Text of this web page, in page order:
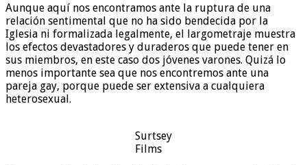
Aunque aquí nos encontramos ante la ruptura de una
relación sentimental que no ha sido bendecida por la
Iglesia ni formalizada legalmente, el largometraje muestra
los efectos devastadores y duraderos que puede tener en
sus miembros, en este caso dos jóvenes varones. Quizá lo
menos importante sea que nos encontremos ante una
pareja gay, porque puede ser extensiva a cualquiera
heterosexual.
Surtsey
Films